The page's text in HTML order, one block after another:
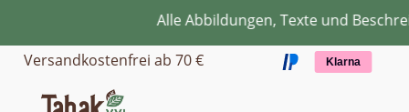
Zum Hauptinhalt springenAlle Abbildungen, Texte und
Versandkostenfrei ab 70 €
Klarna